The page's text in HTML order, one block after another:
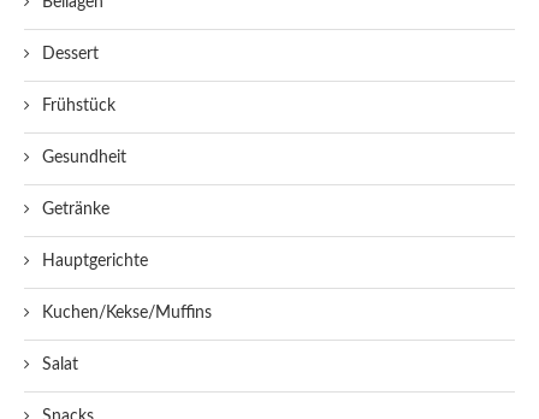
Dessert
Frühstück
Gesundheit
Getränke
Hauptgerichte
Kuchen/Kekse/Muffins
Salat